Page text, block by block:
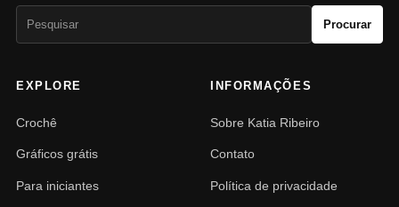
Procurar
EXPLORE
Crochê
Gráficos grátis
Para iniciantes
INFORMAÇÕES
Sobre Katia Ribeiro
Contato
Política de privacidade